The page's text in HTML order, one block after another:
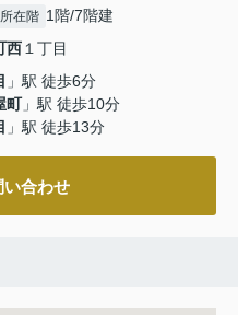
所在階 1階/7階建
西１丁目
」駅 徒歩6分
町」駅 徒歩10分
」駅 徒歩13分
い合わせ